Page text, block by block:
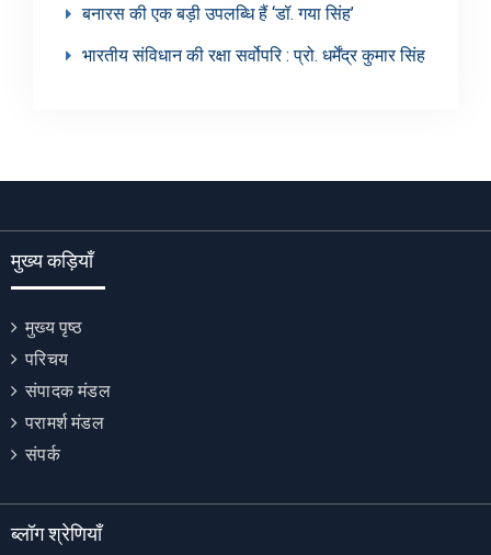
बनारस की एक बड़ी उपलब्धि हैं ‘डॉ. गया सिंह’
भारतीय संविधान की रक्षा सर्वोपरि : प्रो. धर्मेंद्र कुमार सिंह
मुख्य कड़ियाँ
मुख्य पृष्ठ
परिचय
संपादक मंडल
परामर्श मंडल
संपर्क
ब्लॉग श्रेणियाँ